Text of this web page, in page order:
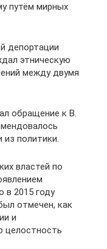
путём мирных
депортации
этническую
между двумя
обращение к В.
политики.
властей по
в 2015 году
отмечен, как
и
целостность